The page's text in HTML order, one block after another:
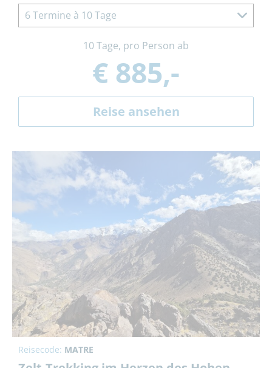
6 Termine à 10 Tage
10 Tage, pro Person ab
€ 885,-
Reise ansehen
Reisecode: MATRE